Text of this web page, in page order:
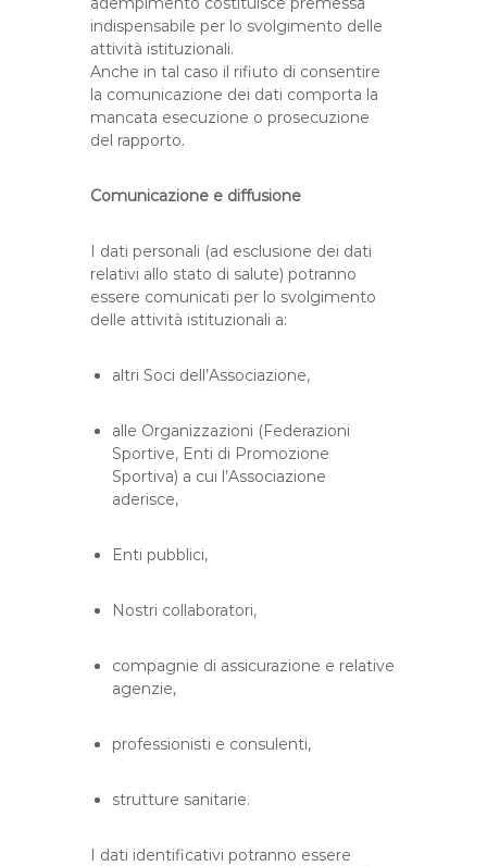
indispensabile per lo svolgimento delle
attività istituzionali.
Anche in tal caso il rifiuto di consentire
la comunicazione dei dati comporta la
mancata esecuzione o prosecuzione
del rapporto.
Comunicazione e diffusione
I dati personali (ad esclusione dei dati
relativi allo stato di salute) potranno
essere comunicati per lo svolgimento
delle attività istituzionali a:
altri Soci dell’Associazione,
alle Organizzazioni (Federazioni
Sportive, Enti di Promozione
Sportiva) a cui l’Associazione
aderisce,
Enti pubblici,
Nostri collaboratori,
compagnie di assicurazione e relative
agenzie,
professionisti e consulenti,
strutture sanitarie.
I dati identificativi potranno essere